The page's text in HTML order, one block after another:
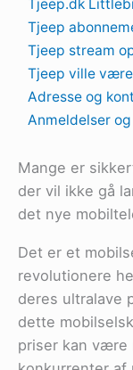
Tjeep.dk
Tjeep
Tjeep stream
Tjeep ville
Adresse og
Anmeldelser
Mange er
der vil ikke gå
det nye
Det er et
revolutionere
deres ultralave
dette
priser kan være